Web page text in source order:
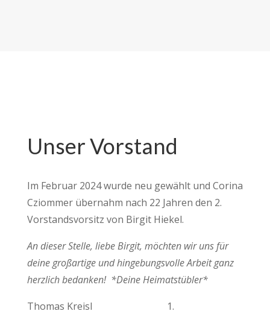
Unser Vorstand
Im Februar 2024 wurde neu gewählt und Corina
Cziommer übernahm nach 22 Jahren den 2.
Vorstandsvorsitz von Birgit Hiekel.
An dieser Stelle, liebe Birgit, möchten wir uns für
deine großartige und hingebungsvolle Arbeit ganz
herzlich bedanken! *Deine Heimatstübler*
Thomas Kreisl 1.